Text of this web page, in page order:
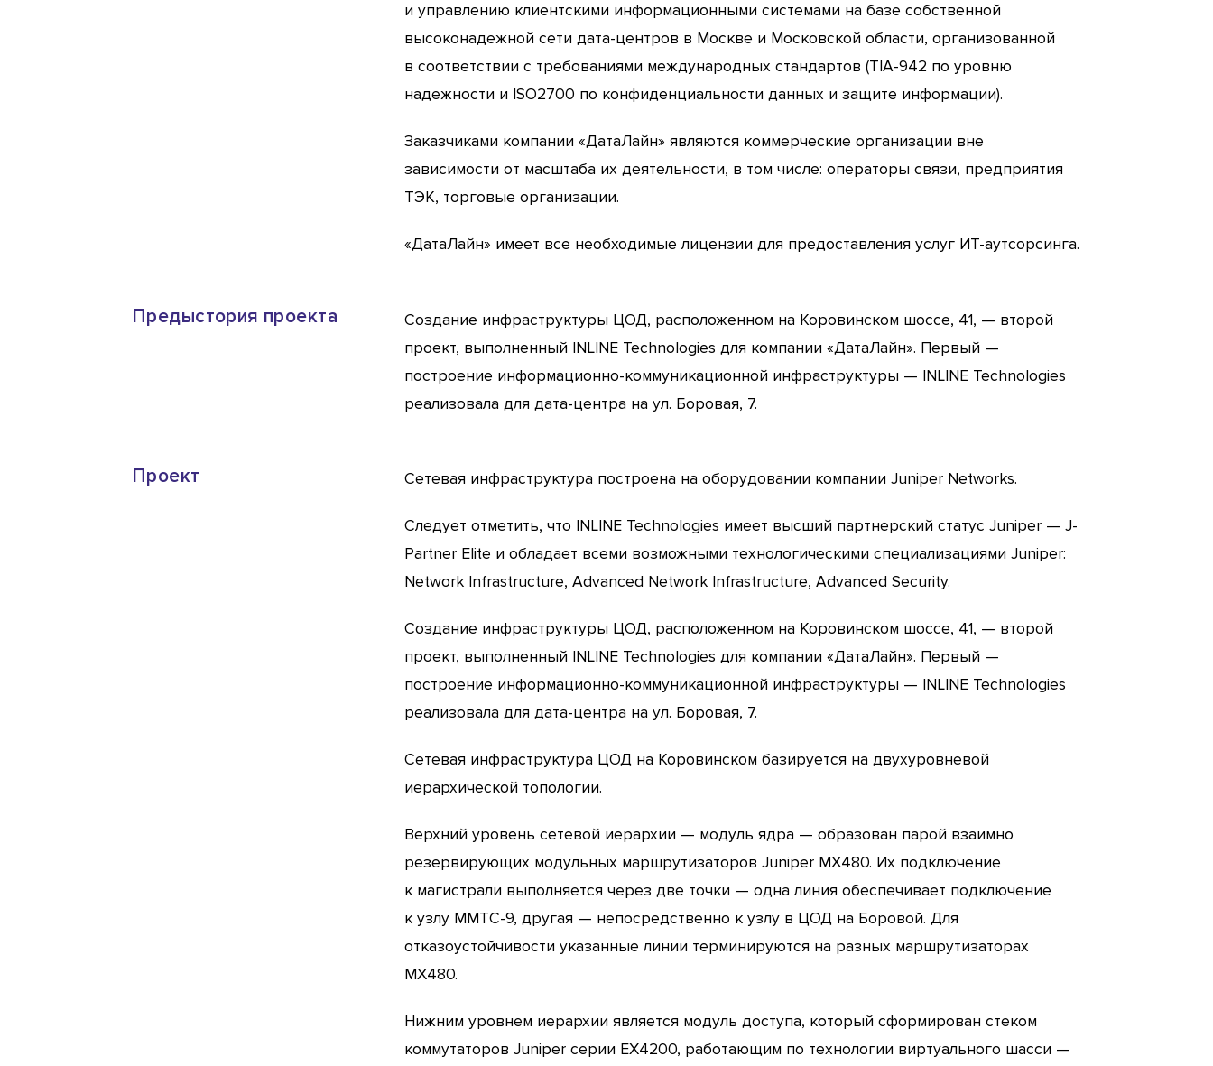
и управлению клиентскими информационными системами на базе собственной
высоконадежной сети дата-центров в Москве и Московской области, организованной
в соответствии с требованиями международных стандартов (TIA-942 по уровню
надежности и ISO2700 по конфиденциальности данных и защите информации).
Заказчиками компании «ДатаЛайн» являются коммерческие организации вне
зависимости от масштаба их деятельности, в том числе: операторы связи, предприятия
ТЭК, торговые организации.
«ДатаЛайн» имеет все необходимые лицензии для предоставления услуг ИТ-аутсорсинга.
Предыстория проекта
Создание инфраструктуры ЦОД, расположенном на Коровинском шоссе, 41, — второй
проект, выполненный INLINE Technologies для компании «ДатаЛайн». Первый —
построение информационно-коммуникационной инфраструктуры — INLINE Technologies
реализовала для дата-центра на ул. Боровая, 7.
Проект Сетевая инфраструктура построена на оборудовании компании Juniper Networks.
Следует отметить, что INLINE Technologies имеет высший партнерский статус Juniper — J-
Partner Elite и обладает всеми возможными технологическими специализациями Juniper:
Network Infrastructure, Advanced Network Infrastructure, Advanced Security.
Создание инфраструктуры ЦОД, расположенном на Коровинском шоссе, 41, — второй
проект, выполненный INLINE Technologies для компании «ДатаЛайн». Первый —
построение информационно-коммуникационной инфраструктуры — INLINE Technologies
реализовала для дата-центра на ул. Боровая, 7.
Сетевая инфраструктура ЦОД на Коровинском базируется на двухуровневой
иерархической топологии.
Верхний уровень сетевой иерархии — модуль ядра — образован парой взаимно
резервирующих модульных маршрутизаторов Juniper MX480. Их подключение
к магистрали выполняется через две точки — одна линия обеспечивает подключение
к узлу MMTC-9, другая — непосредственно к узлу в ЦОД на Боровой. Для
отказоустойчивости указанные линии терминируются на разных маршрутизаторах
MX480.
Нижним уровнем иерархии является модуль доступа, который сформирован стеком
коммутаторов Juniper серии EX4200, работающим по технологии виртуального шасси —